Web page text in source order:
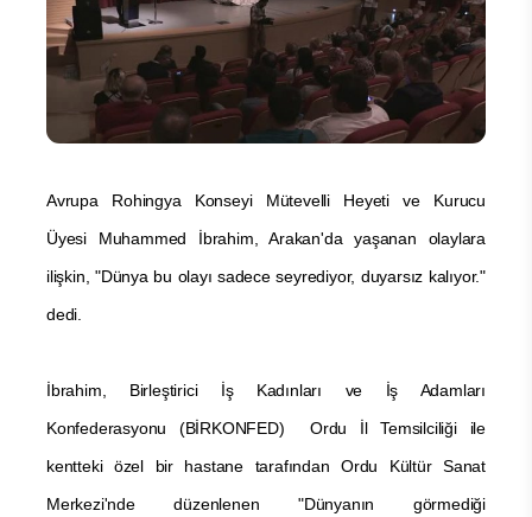
Avrupa Rohingya Konseyi Mütevelli Heyeti ve Kurucu
Üyesi Muhammed İbrahim, Arakan'da yaşanan olaylara
ilişkin, "Dünya bu olayı sadece seyrediyor, duyarsız kalıyor."
dedi.
İbrahim, Birleştirici İş Kadınları ve İş Adamları
Konfederasyonu (BİRKONFED) Ordu İl Temsilciliği ile
kentteki özel bir hastane tarafından Ordu Kültür Sanat
Merkezi'nde düzenlenen "Dünyanın görmediği